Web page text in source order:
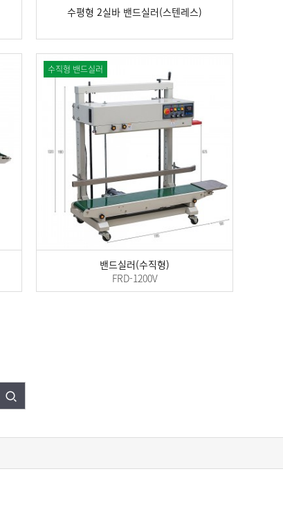
수평형 2실바 밴드실러(스텐레스)
밴드실러(수직형)
FRD-1200V
수직형 밴드실러